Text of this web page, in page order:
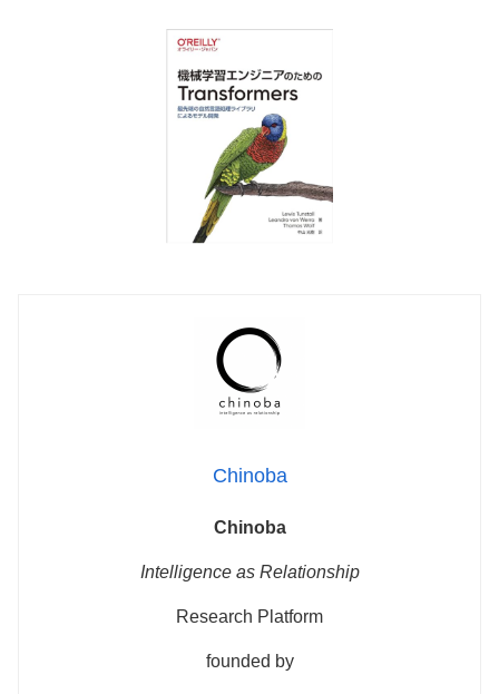
Chinoba
Chinoba
Intelligence as Relationship
Research Platform
founded by